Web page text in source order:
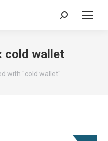
Search:
cold wallet
with "cold wallet"